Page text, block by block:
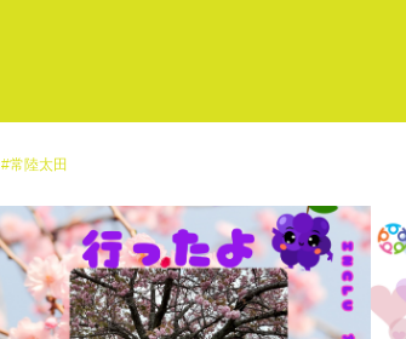
#常陸太田